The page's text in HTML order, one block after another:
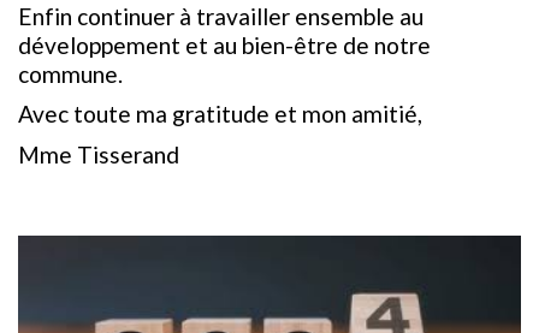
Enfin continuer à travailler ensemble au
développement et au bien-être de notre
commune.
Avec toute ma gratitude et mon amitié,
Mme Tisserand